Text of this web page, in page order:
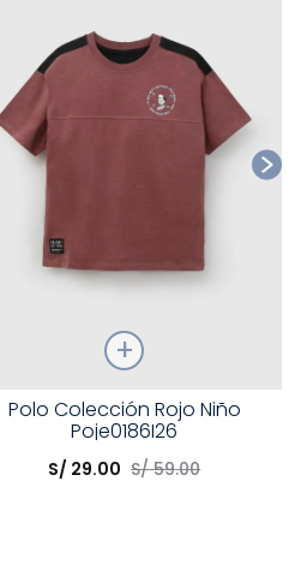
Elige una opción
Polo Colección Rojo Niño
Poje0186I26
S/ 29.00 S/ 59.00